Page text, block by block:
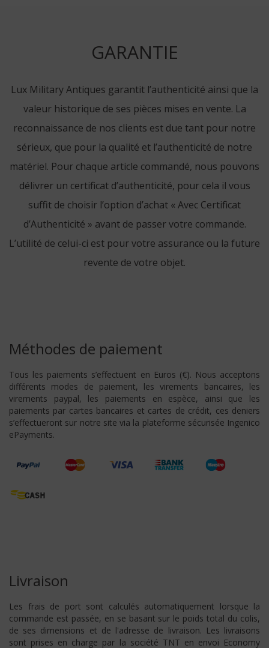
GARANTIE
Lux Military Antiques garantit l’authenticité ainsi que la
valeur historique de ses pièces mises en vente. La
reconnaissance de nos clients est due tant pour notre
sérieux, que pour la qualité et l’authenticité de notre
matériel. Pour chaque article commandé, nous pouvons
délivrer un certificat d’authenticité, pour cela il vous
suffit de choisir l’option d’achat « Avec Certificat
d’Authenticité » avant de passer votre commande.
L’utilité de celui-ci est pour votre assurance ou la future
revente de votre objet.
Méthodes de paiement
Tous les paiements s’effectuent en Euros (€). Nous acceptons
différents modes de paiement, les virements bancaires, les
virements paypal, les paiements en espèce, ainsi que les
paiements par cartes bancaires et cartes de crédit, ces deniers
s’effectueront sur notre site via la plateforme sécurisée Ingenico
ePayments.
Livraison
Les frais de port sont calculés automatiquement lorsque la
commande est passée, en se basant sur le poids total du colis,
de ses dimensions et de l'adresse de livraison. Les livraisons
sont prises en charge par la société TNT en envoi Economy